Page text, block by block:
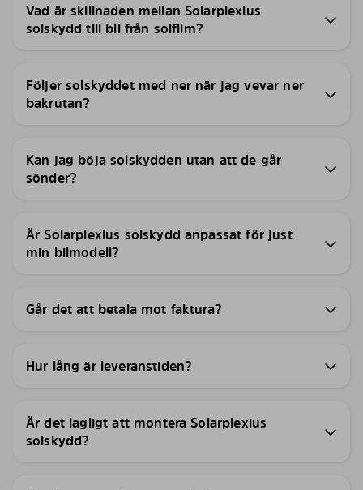
Vad är skillnaden mellan Solarplexius
solskydd till bil från solfilm?
Följer solskyddet med ner när jag vevar ner
bakrutan?
Kan jag böja solskydden utan att de går
sönder?
Är Solarplexius solskydd anpassat för just
min bilmodell?
Går det att betala mot faktura?
Hur lång är leveranstiden?
Är det lagligt att montera Solarplexius
solskydd?